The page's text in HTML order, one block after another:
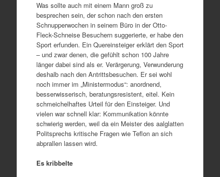
Was sollte auch mit einem Mann groß zu
besprechen sein, der schon nach den ersten
Schnupperwochen in seinem Büro in der Otto-
Fleck-Schneise Besuchern suggerierte, er habe den
Sport erfunden. Ein Quereinsteiger erklärt den Sport
– und zwar denen, die gefühlt schon 100 Jahre
länger dabei sind als er. Verärgerung, Verwunderung
deshalb nach den Antrittsbesuchen. Er sei wohl
noch immer im „Ministermodus“: anordnend,
besserwisserisch, beratungsresistent, eitel. Kein
schmeichelhaftes Urteil für den Einsteiger. Und
vielen war schnell klar: Kommunikation könnte
schwierig werden, weil da ein Meister des aalglatten
Politsprechs kritische Fragen wie Teflon an sich
abprallen lassen wird.
Es kribbelte